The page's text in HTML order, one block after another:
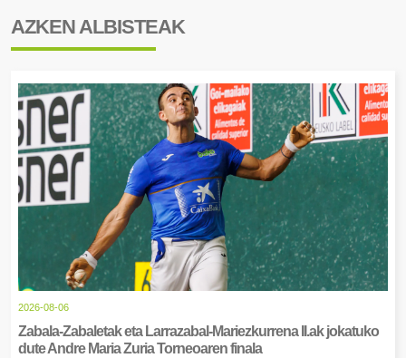
AZKEN ALBISTEAK
2026-08-06
Zabala-Zabaletak eta Larrazabal-Mariezkurrena II.ak jokatuko
dute Andre Maria Zuria Torneoaren finala